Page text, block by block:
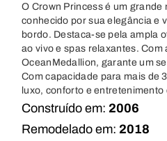
O Crown Princess é um grande
conhecido por sua elegância e
bordo. Destaca-se pela ampla
ao vivo e spas relaxantes. Com
OceanMedallion, garante um
Com capacidade para mais de
luxo, conforto e entretenimento
Construído em: 2006
Remodelado em: 2018